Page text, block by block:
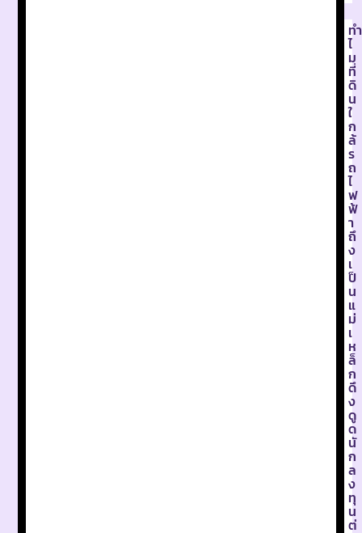
ทำ
ไ
ม
ที่
ดิ
น
ใ
ก
ล้
ร
ถ
ไ
ฟ
ฟ้
า
ถึ
ง
เ
ป็
น
แ
ม่
เ
ห
ล็
ก
ดึ
ง
ดู
ด
นั
ก
ล
ง
ทุ
น
ต่